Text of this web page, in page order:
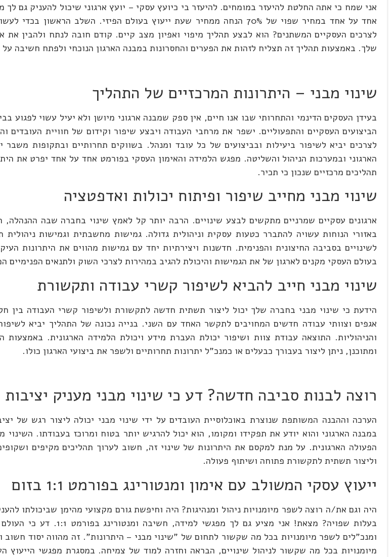
אני שמח כי אתה החלטת להיעזר במומחים. להיעזר בי כיועץ עסקי – יועץ ארגוני שיכול להעניק גם לך
אחד על אחד במחיר שפוי של 70% הנחה ממחיר שעת ייעוץ בעולם הפיזי. השלב
לצרכים העסקיים המשתנים? הוא לבצע תהליך מיפוי ואפיון מצב קיים. קודם חובה לנתח ולהבין את
שלך. באמצעות תהליך זה תצליח לזהות את הפערים והחסרונות במבנה הארגון הנוכחי ולפתח חשיבה על
שינוי מבני – היתרונות המרכזיים של התהליך
בעידן העסקים הדינמי והתחרותי שבו אנו חיים, אין ספק שמבנה ארגוני מיושן ולא יעיל עשוי לפגוע
הביצועים העסקיים והתפעוליים. ישפר את מרחבי העבודה ויבצע שיפור וקידום של חוויית העובדים
לצרכים יביא לשיפור ביעילות ובביצועים של כל עובד ומנהל. בשווקים תחרותיים ובתקופות
הארגוני ובמערכות הניהול והשליטה. מפגש הלמידה והאימון העסקי בפורמט אחד על אחד יפרט את
תהליכים מרכזיים שנכון כי תכיר.
שינוי מבני מחייב שיפור ופיתוח יכולות ואדפטציה
ארגונים עסקיים שמרניים מתקשים לבצע שינויים. הרבה יותר קל לאמץ שינוי בחברה שבה ההנהלה,
באזורי הנוחות עשויה להתברר כטעות עסקית וניהולית גדולה. גמישות מחשבתית וגמישות
לשינויים בסביבה החיצונית והפנימית. חדשנות ויצירתיות יחד עם גמישות מהווים את היתרונות
בעולם העסקי מקנים לארגון של את הגמישות והיכולת להגיב במהירות לצרכי השוק ולתנאים הפנימיים
שינוי מבני חייב להביא לשיפור קשרי עבודה ותקשורת
הידעת כי שינוי מבני בחברה שלך יכול ליצור תשתית חדשה לתקשורת ולשיפור קשרי העבודה בין
אגפים וצוותי עבודה חדשים המחויבים לתקשר האחד עם השני. בנייה נכונה של התהליך יביא
והניהוליות. התוצאה עבודת צוות ושיפור יכולת העברת מידע ויכולת הלמידה הארגונית. באמצעות
ומתוכנן, ניתן ליצור בעבורך כבעלים או כמנכ"ל יתרונות תחרותיים ולשפר את ביצועי הארגון כולו.
רוצה לבנות סביבה חדשה? דע כי שינוי מבני מעניק יציבות
הערכה וההבנה המשותפת שנוצרת באוכלוסיית העובדים על ידי שינוי מבני יכולה ליצור רגש של
במבנה הארגוני והוא יודע את תפקידו ומקומו, הוא יכול להרגיש יותר בטוח ומרוכז בעבודתו. השינוי
הפעולה הארגונית. על מנת למקסם את היתרונות של שינוי זה, חשוב לערוך תהליכים מקיפים
וליצור תשתית לתקשורת פתוחה ושיתוף פעולה.
ייעוץ עסקי המשולב עם אימון ומנטורינג בפורמט 1:1 בזום
היה וגם את/ה רוצה לשפר מיומנויות ניהול ומנהיגות? היה וחיפשת גורם מקצועי מהימן שביכולתו
בעלות שפויה? מצאת! אני מציע
ומנכ"לים לשפר מיומנויות בכל מה שקשור לתחום של "שינוי מבני – היתרונות". זה מהווה יסוד חשוב
מיומנויות בכל מה שקשור לניהול שינויים, הבראה וחזרה למוד של צמיחה. במסגרת מפגשי הייעוץ